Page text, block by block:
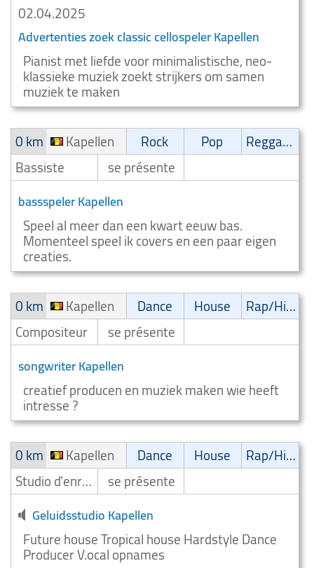
02.04.2025
Advertenties zoek classic cellospeler Kapellen
Pianist met liefde voor minimalistische, neo-
klassieke muziek zoekt strijkers om samen
muziek te maken
0 km
Kapellen Rock Pop
Reggae/Ragga/Dub
Bassiste
se présente
bassspeler Kapellen
Speel al meer dan een kwart eeuw bas.
Momenteel speel ik covers en een paar eigen
creaties.
0 km
Kapellen Dance House
Rap/Hip-Hop/RnB
Compositeur
se présente
songwriter Kapellen
creatief producen en muziek maken wie heeft
intresse ?
0 km
Kapellen Dance House
Rap/Hip-Hop/RnB
Studio d'enregistrement
se présente
Geluidsstudio Kapellen
Future house Tropical house Hardstyle Dance
Producer V.ocal opnames